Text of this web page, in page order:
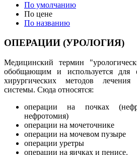
По умолчанию
По цене
По названию
ОПЕРАЦИИ (УРОЛОГИЯ)
Медицинский термин
обобщающим и используется для
хирургических методов лечения
системы. Сюда относятся:
операции на почках
нефротомия)
операции на мочеточнике
операции на мочевом пузыре
операции уретры
операции на яичках и пенисе.